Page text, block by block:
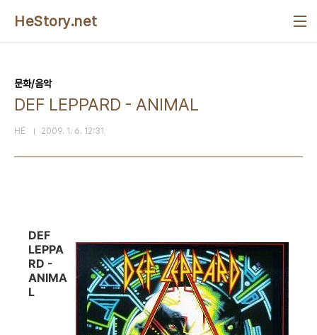
HeStory.net
문화/음악
DEF LEPPARD - ANIMAL
HE 2009. 1. 6. 12:31
DEF
LEPPA
RD -
ANIMA
L